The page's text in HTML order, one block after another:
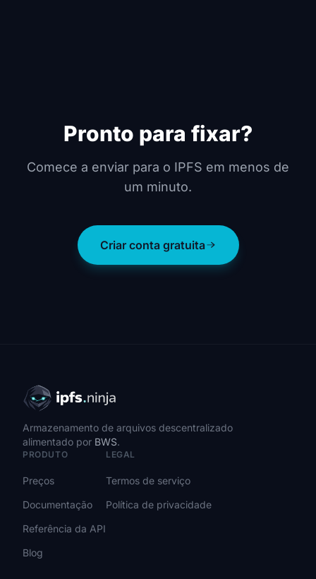
Pronto para fixar?
Comece a enviar para o IPFS em menos de
um minuto.
Criar conta gratuita
Armazenamento de arquivos descentralizado
alimentado por BWS.
PRODUTO
Preços
Documentação
Referência da API
Blog
LEGAL
Termos de serviço
Política de privacidade